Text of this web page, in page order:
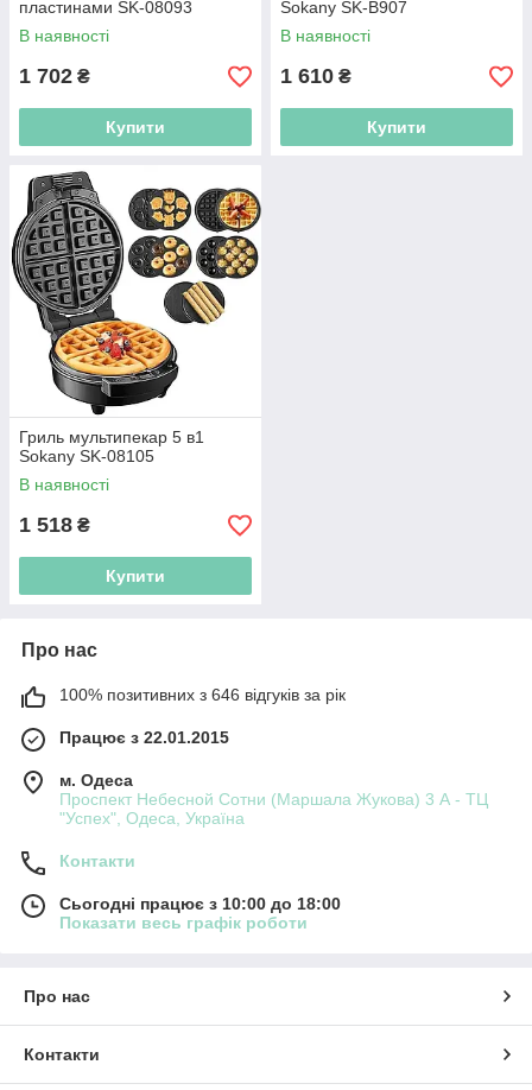
пластинами SK-08093
В наявності
1 702 ₴
Купити
Sokany SK-B907
В наявності
1 610 ₴
Купити
Гриль мультипекар 5 в1
Sokany SK-08105
В наявності
1 518 ₴
Купити
Про нас
100% позитивних з 646 відгуків за рік
Працює з 22.01.2015
м. Одеса
Проспект Небесной Сотни (Маршала Жукова) 3 А - ТЦ
"Успех", Одеса, Україна
Контакти
Сьогодні працює з 10:00 до 18:00
Показати весь графік роботи
Про нас
Контакти